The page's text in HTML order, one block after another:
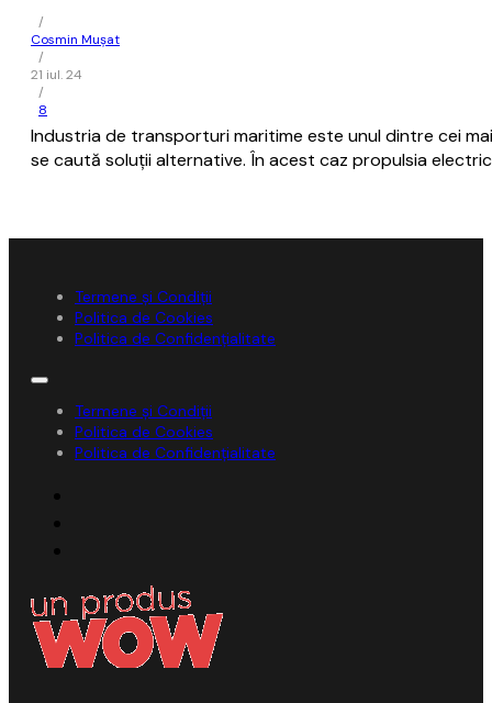
/
Cosmin Mușat
/
21 iul. 24
/
8
Industria de transporturi maritime este unul dintre cei
se caută soluţii alternative. În acest caz propulsia
Termene și Condiții
Politica de Cookies
Politica de Confidențialitate
Termene și Condiții
Politica de Cookies
Politica de Confidențialitate